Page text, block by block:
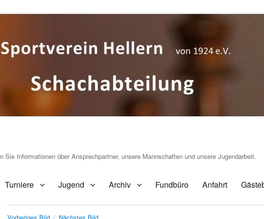
Informationen über Ansprechpartner, unsere Mannschaften und unsere Jugendarbeit.
Turniere Jugend Archiv Fundbüro Anfahrt